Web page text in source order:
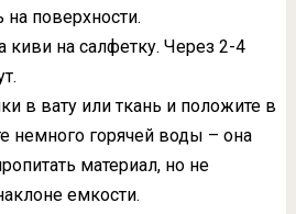
на поверхности.
киви на салфетку. Через 2-4
в вату или ткань и положите в
немного горячей воды – она
материал, но не
емкости.